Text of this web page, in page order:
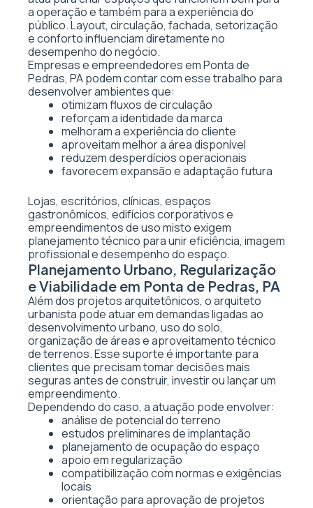
a operação e também para a experiência do
público. Layout, circulação, fachada, setorização
e conforto influenciam diretamente no
desempenho do negócio.
Empresas e empreendedores em Ponta de
Pedras, PA podem contar com esse trabalho para
desenvolver ambientes que:
otimizam fluxos de circulação
reforçam a identidade da marca
melhoram a experiência do cliente
aproveitam melhor a área disponível
reduzem desperdícios operacionais
favorecem expansão e adaptação futura
Lojas, escritórios, clínicas, espaços
gastronômicos, edifícios corporativos e
empreendimentos de uso misto exigem
planejamento técnico para unir eficiência, imagem
profissional e desempenho do espaço.
Planejamento Urbano, Regularização
e Viabilidade em Ponta de Pedras, PA
Além dos projetos arquitetônicos, o arquiteto
urbanista pode atuar em demandas ligadas ao
desenvolvimento urbano, uso do solo,
organização de áreas e aproveitamento técnico
de terrenos. Esse suporte é importante para
clientes que precisam tomar decisões mais
seguras antes de construir, investir ou lançar um
empreendimento.
Dependendo do caso, a atuação pode envolver:
análise de potencial do terreno
estudos preliminares de implantação
planejamento de ocupação do espaço
apoio em regularização
compatibilização com normas e exigências
locais
orientação para aprovação de projetos